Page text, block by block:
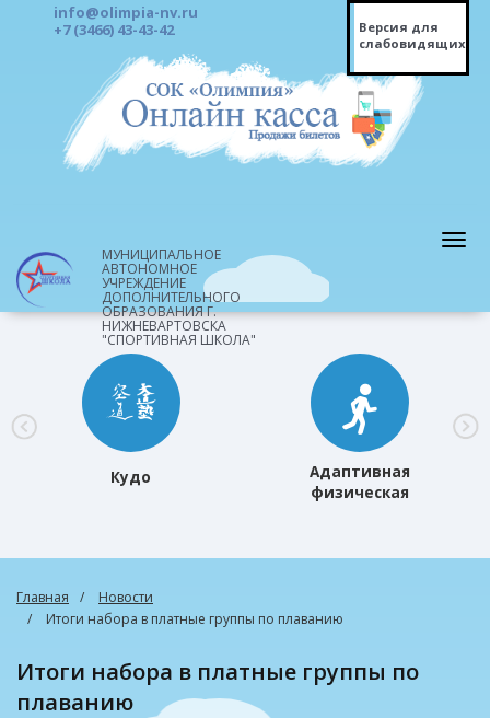
info@olimpia-nv.ru
+7 (3466) 43-43-42
Версия для
слабовидящих
МУНИЦИПАЛЬНОЕ
АВТОНОМНОЕ
УЧРЕЖДЕНИЕ
ДОПОЛНИТЕЛЬНОГО
ОБРАЗОВАНИЯ Г.
НИЖНЕВАРТОВСКА
"СПОРТИВНАЯ ШКОЛА"
Кудо
Адаптивная
физическая
Главная
Новости
Итоги набора в платные группы по плаванию
Итоги набора в платные группы по
плаванию